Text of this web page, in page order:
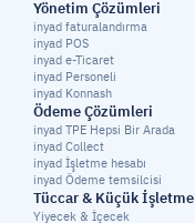
Yönetim Çözümleri
inyad faturalandırma
inyad POS
inyad e-Ticaret
inyad Personeli
inyad Konnash
Ödeme Çözümleri
inyad TPE Hepsi Bir Arada
inyad Collect
inyad İşletme hesabı
inyad Ödeme temsilcisi
Tüccar & Küçük İşletme
Yiyecek & İçecek